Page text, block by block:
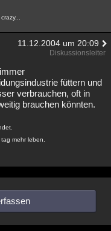
11.12.2004 um 20:09
Diskussionsleiter
füttern und
verbrauchen, oft in
brauchen könnten.
mehr leben.